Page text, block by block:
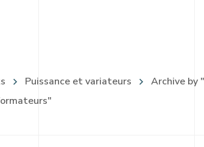
Puissance et variateurs
Archive by